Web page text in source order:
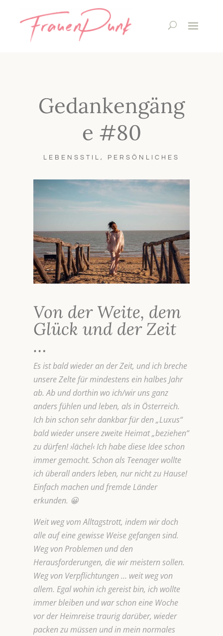
Gedankengäng
e #80
LEBENSSTIL , PERSÖNLICHES
Von der Weite, dem
Glück und der Zeit
…
Es ist bald wieder an der Zeit, und ich breche
unsere Zelte für mindestens ein halbes Jahr
ab. Ab und dorthin wo ich/wir uns ganz
anders fühlen und leben, als in Österreich.
Ich bin schon sehr dankbar für den „Luxus“
bald wieder unsere zweite Heimat „beziehen“
zu dürfen! ›lächel‹ Ich habe diese Idee schon
immer gemocht. Schon als Teenager wollte
ich überall anders leben, nur nicht zu Hause!
Einfach machen und fremde Länder
erkunden. 😀
Weit weg vom Alltagstrott, indem wir doch
alle auf eine gewisse Weise gefangen sind.
Weg von Problemen und den
Herausforderungen, die wir meistern sollen.
Weg von Verpflichtungen … weit weg von
allem. Egal wohin ich gereist bin, ich wollte
immer bleiben und war schon eine Woche
vor der Heimreise traurig darüber, wieder
packen zu müssen und in mein normales